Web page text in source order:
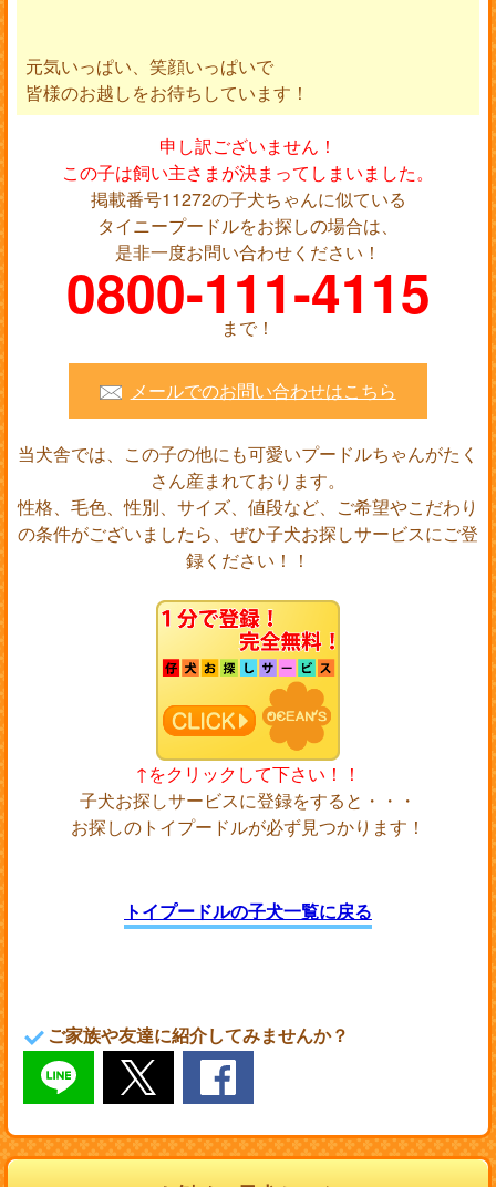
元気いっぱい、笑顔いっぱいで
皆様のお越しをお待ちしています！
申し訳ございません！
この子は飼い主さまが決まってしまいました。
掲載番号11272の子犬ちゃんに似ている
タイニープードルをお探しの場合は、
是非一度お問い合わせください！
0800-111-4115
まで！
メールでのお問い合わせはこちら
当犬舎では、この子の他にも可愛いプードルちゃんがたく
さん産まれております。
性格、毛色、性別、サイズ、値段など、ご希望やこだわり
の条件がございましたら、ぜひ子犬お探しサービスにご登
録ください！！
↑をクリックして下さい！！
子犬お探しサービスに登録をすると・・・
お探しのトイプードルが必ず見つかります！
トイプードルの子犬一覧に戻る
ご家族や友達に紹介してみませんか？